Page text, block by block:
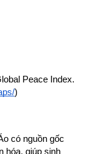
Peace Index.
)
có nguồn gốc
hóa, giúp sinh